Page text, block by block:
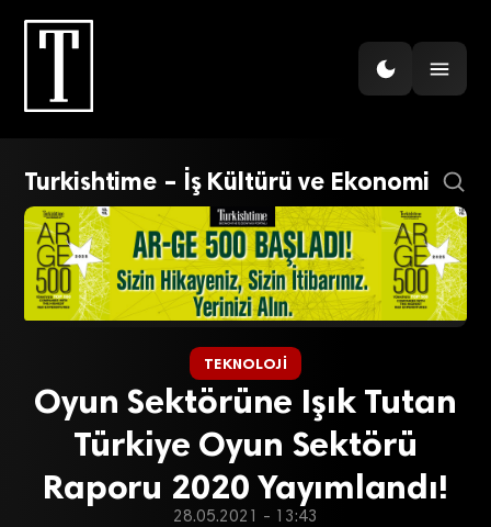
Turkishtime – İş Kültürü ve Ekonomi
TEKNOLOJI
Oyun Sektörüne Işık Tutan
Türkiye Oyun Sektörü
Raporu 2020 Yayımlandı!
28.05.2021 - 13:43